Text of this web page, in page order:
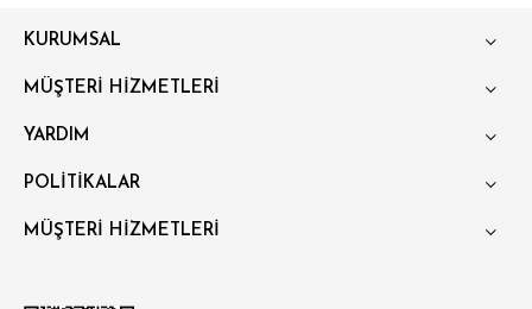
KURUMSAL
MÜŞTERİ HİZMETLERİ
YARDIM
POLİTİKALAR
MÜŞTERİ HİZMETLERİ